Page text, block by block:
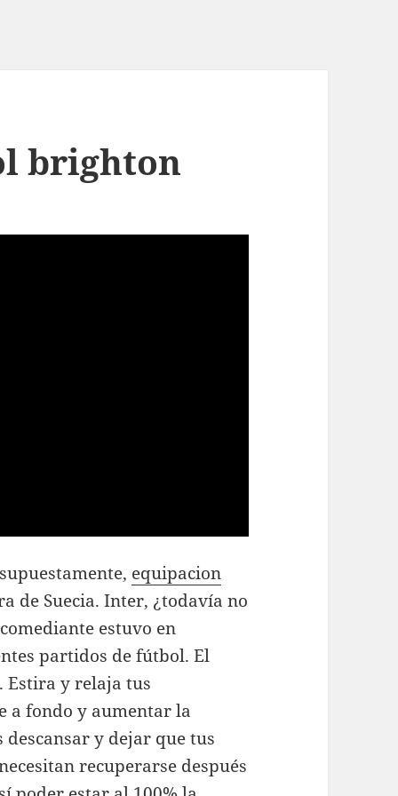
brighton
equipacion
de Suecia. Inter, ¿todavía no
estuvo en
partidos de fútbol. El
Estira y relaja tus
a fondo y aumentar la
y dejar que tus
recuperarse después